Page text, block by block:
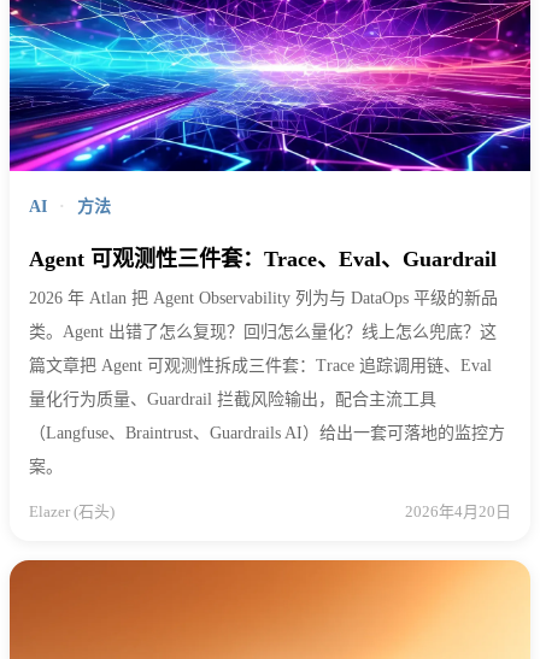
AI · 方法
Agent 可观测性三件套：Trace、Eval、Guardrail
2026 年 Atlan 把 Agent Observability 列为与 DataOps 平级的新品
类。Agent 出错了怎么复现？回归怎么量化？线上怎么兜底？这
篇文章把 Agent 可观测性拆成三件套：Trace 追踪调用链、Eval
量化行为质量、Guardrail 拦截风险输出，配合主流工具
（Langfuse、Braintrust、Guardrails AI）给出一套可落地的监控方
案。
Elazer (石头) 2026年4月20日